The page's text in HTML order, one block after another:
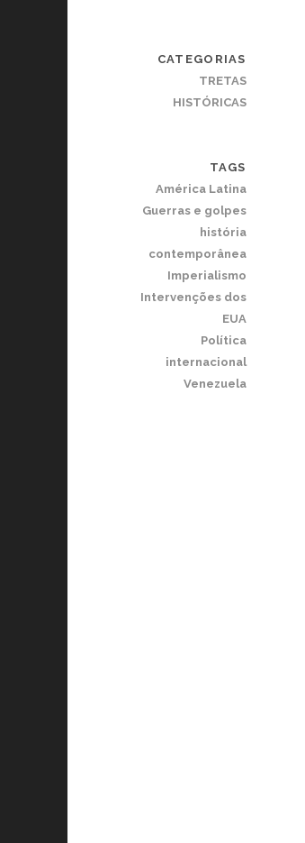
CATEGORIAS
TRETAS
HISTÓRICAS
TAGS
América Latina
Guerras e golpes
história
contemporânea
Imperialismo
Intervenções dos
EUA
Política
internacional
Venezuela